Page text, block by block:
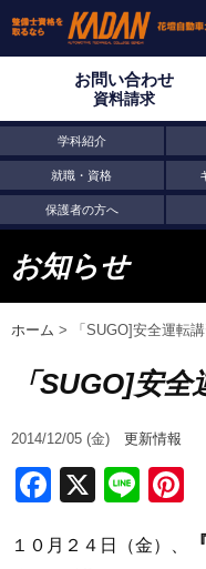
お問い合わせ
資料請求
学科紹介
就職・資格
保護者の方へ
お知らせ
ホーム > 「SUGO]安全運転
「SUGO]安
2014/12/05 (金) 更新情報
Facebook
X Line
１０月２４日（金）、